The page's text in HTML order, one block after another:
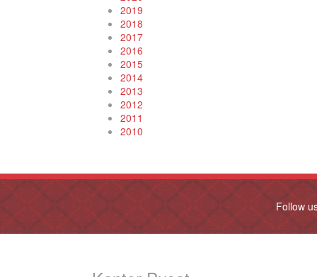
2019
2018
2017
2016
2015
2014
2013
2012
2011
2010
Follow